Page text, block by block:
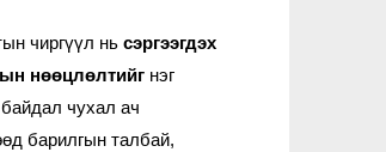
чиргүүл нь сэргээгдэх
нөөцлөлтийг нэг
чухал ач
барилгын талбай,